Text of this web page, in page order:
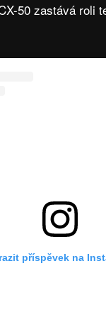
50 zastává roli
příspěvek na